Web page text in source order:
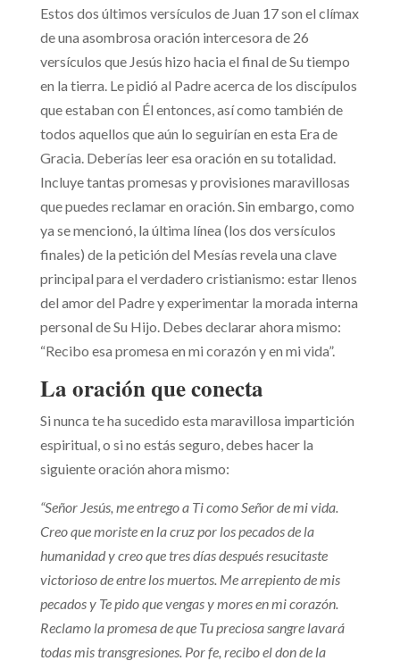
Estos dos últimos versículos de Juan 17 son el clímax
de una asombrosa oración intercesora de 26
versículos que Jesús hizo hacia el final de Su tiempo
en la tierra. Le pidió al Padre acerca de los discípulos
que estaban con Él entonces, así como también de
todos aquellos que aún lo seguirían en esta Era de
Gracia. Deberías leer esa oración en su totalidad.
Incluye tantas promesas y provisiones maravillosas
que puedes reclamar en oración. Sin embargo, como
ya se mencionó, la última línea (los dos versículos
finales) de la petición del Mesías revela una clave
principal para el verdadero cristianismo: estar llenos
del amor del Padre y experimentar la morada interna
personal de Su Hijo. Debes declarar ahora mismo:
“Recibo esa promesa en mi corazón y en mi vida”.
La oración que conecta
Si nunca te ha sucedido esta maravillosa impartición
espiritual, o si no estás seguro, debes hacer la
siguiente oración ahora mismo:
“Señor Jesús, me entrego a Ti como Señor de mi vida.
Creo que moriste en la cruz por los pecados de la
humanidad y creo que tres días después resucitaste
victorioso de entre los muertos. Me arrepiento de mis
pecados y Te pido que vengas y mores en mi corazón.
Reclamo la promesa de que Tu preciosa sangre lavará
todas mis transgresiones. Por fe, recibo el don de la